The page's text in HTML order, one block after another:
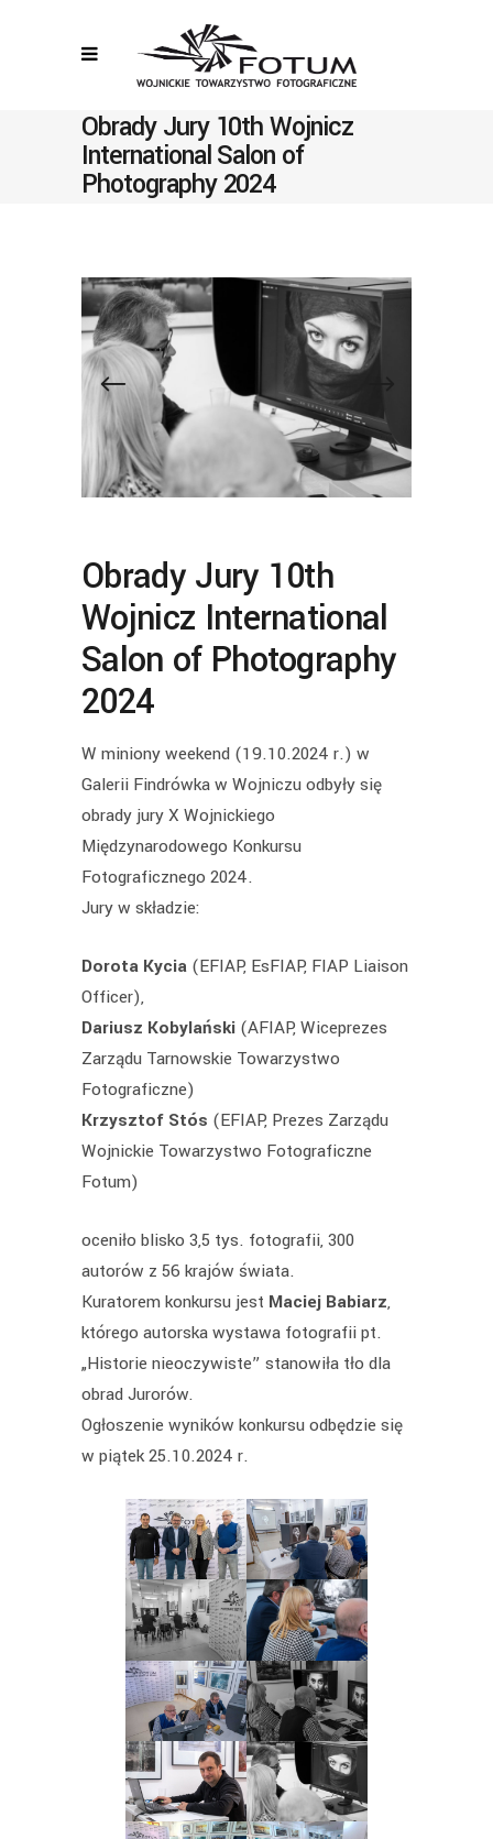
Obrady Jury 10th Wojnicz
International Salon of
Photography 2024
Obrady Jury 10th
Wojnicz International
Salon of Photography
2024
W miniony weekend (19.10.2024 r.) w
Galerii Findrówka w Wojniczu odbyły się
obrady jury X Wojnickiego
Międzynarodowego Konkursu
Fotograficznego 2024.
Jury w składzie:
Dorota Kycia (EFIAP, EsFIAP, FIAP Liaison
Officer),
Dariusz Kobylański (AFIAP, Wiceprezes
Zarządu Tarnowskie Towarzystwo
Fotograficzne)
Krzysztof Stós (EFIAP, Prezes Zarządu
Wojnickie Towarzystwo Fotograficzne
Fotum)
oceniło blisko 3,5 tys. fotografii, 300
autorów z 56 krajów świata.
Kuratorem konkursu jest Maciej Babiarz,
którego autorska wystawa fotografii pt.
„Historie nieoczywiste” stanowiła tło dla
obrad Jurorów.
Ogłoszenie wyników konkursu odbędzie się
w piątek 25.10.2024 r.